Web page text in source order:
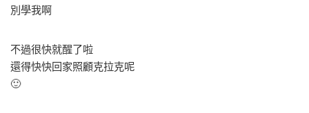
別學我啊
不過很快就醒了啦
還得快快回家照顧克拉克呢
🙂